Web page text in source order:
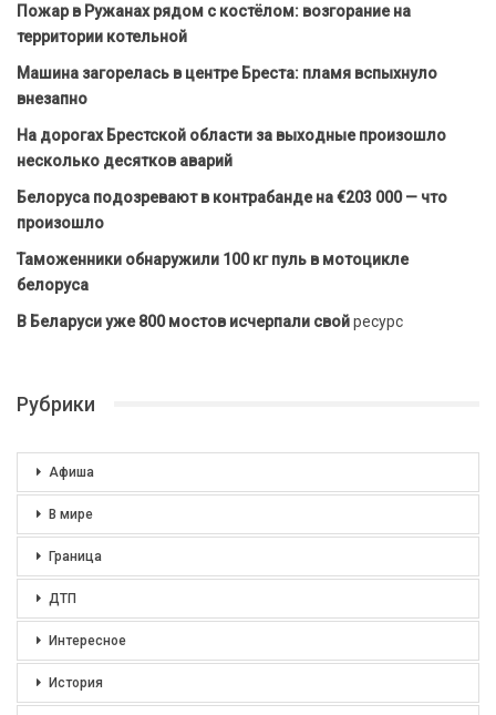
Пожар в Ружанах рядом с костёлом: возгорание на
территории котельной
Машина загорелась в центре Бреста: пламя вспыхнуло
внезапно
На дорогах Брестской области за выходные произошло
несколько десятков аварий
Белоруса подозревают в контрабанде на €203 000 — что
произошло
Таможенники обнаружили 100 кг пуль в мотоцикле
белоруса
В Беларуси уже 800 мостов исчерпали свойресурс
Рубрики
Афиша
В мире
Граница
ДТП
Интересное
История